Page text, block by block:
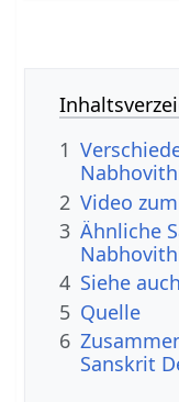
1
2 Video
3 Ähnliche
4 Siehe auch
5 Quelle
6
Sanskrit